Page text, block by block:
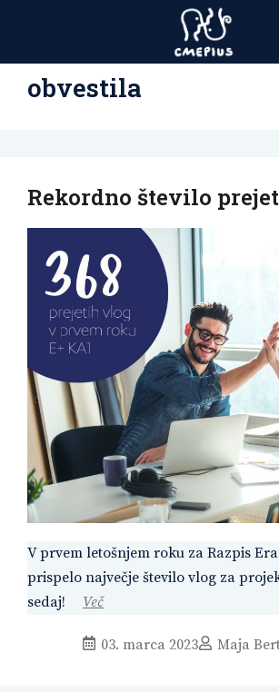
obvestila
Rekordno število
V prvem letošnjem roku za Razpis
prispelo največje število vlog za
sedaj!
Več
03. marca 2023 Maja